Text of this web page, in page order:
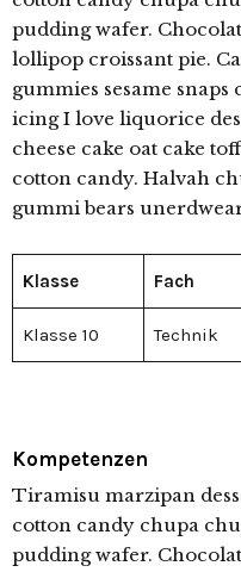
pudding wafer.
lollipop croissant pie.
gummies sesame
icing I love liquorice
cheese cake oat cake
cotton candy. Halvah
gummi bears
Klasse Fach
Klasse 10 Technik
Kompetenzen
Tiramisu marzipan
cotton candy chupa
pudding wafer.